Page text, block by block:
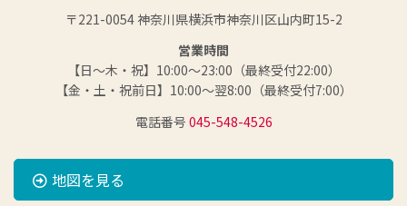
〒221-0054 神奈川県横浜市神奈川区山内町15-2
営業時間
【日～木・祝】10:00～23:00（最終受付22:00）
【金・土・祝前日】10:00～翌8:00（最終受付7:00）
電話番号 045-548-4526
地図を見る